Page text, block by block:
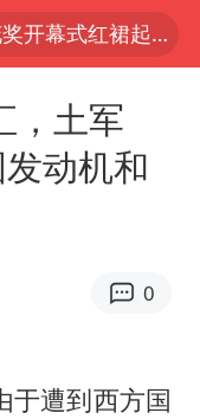
刘浩存百花奖开幕式红裙起舞
封向鹏不意外
今年第二强台风将带来多大影响
美股创4月份以来最大单周涨幅
，土军
动机和
0
于遭到西方国